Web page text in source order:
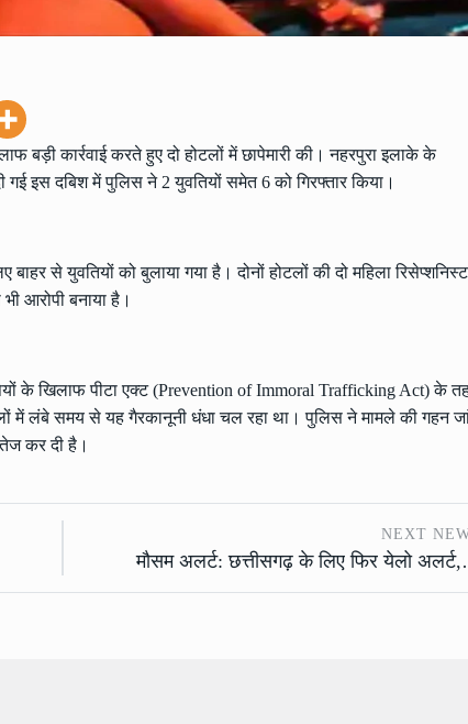
बड़ी कार्रवाई करते हुए दो होटलों में छापेमारी की। नहरपुरा इलाके के
इस दबिश में पुलिस ने 2 युवतियों समेत 6 को गिरफ्तार किया।
से युवतियों को बुलाया गया है। दोनों होटलों की दो महिला रिसेप्शनिस्ट
आरोपी बनाया है।
के खिलाफ पीटा एक्ट (Prevention of Immoral Trafficking Act) के
में लंबे समय से यह गैरकानूनी धंधा चल रहा था। पुलिस ने मामले की गहन
कर दी है।
NEXT
मौसम अलर्ट: छत्तीसगढ़ के लिए फिर येलो